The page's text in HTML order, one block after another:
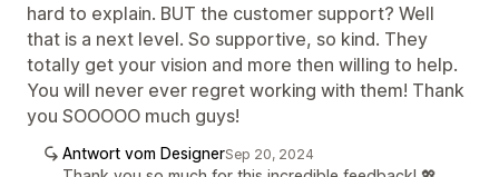
hard to explain. BUT the customer support? Well
that is a next level. So supportive, so kind. They
totally get your vision and more then willing to help.
You will never ever regret working with them! Thank
you SOOOOO much guys!
Antwort vom DesignerSep 20, 2024